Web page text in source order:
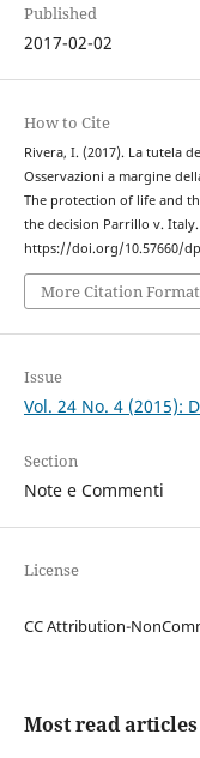
Published
2017-02-02
How to Cite
Rivera, I. (2017). La tutela
Osservazioni a margine
The protection of life and
the decision Parrillo v. Italy.
https://doi.org/10.57660/
More Citation
Issue
Vol. 24 No. 4 (2015):
Section
Note e Commenti
License
CC Attribution-
Most read